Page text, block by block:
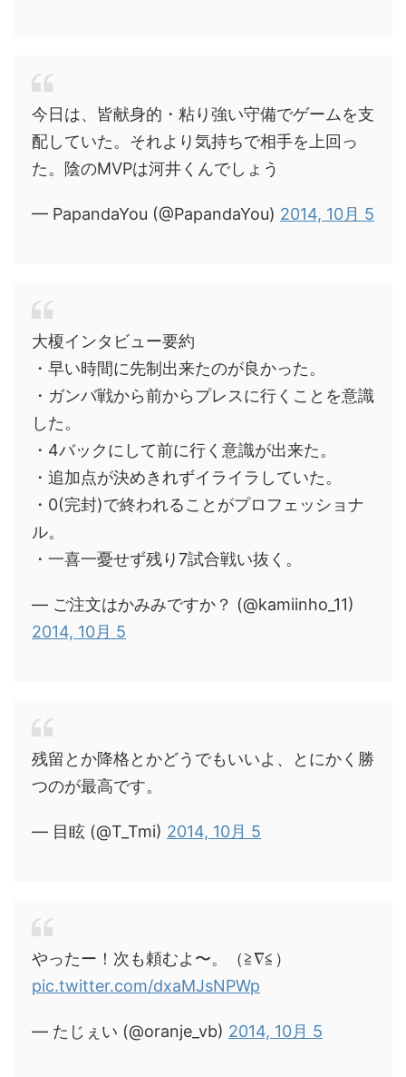
今日は、皆献身的・粘り強い守備でゲームを支
配していた。それより気持ちで相手を上回っ
た。陰のMVPは河井くんでしょう
— PapandaYou (@PapandaYou) 2014, 10月 5
大榎インタビュー要約
・早い時間に先制出来たのが良かった。
・ガンバ戦から前からプレスに行くことを意識
した。
・4バックにして前に行く意識が出来た。
・追加点が決めきれずイライラしていた。
・0(完封)で終われることがプロフェッショナ
ル。
・一喜一憂せず残り7試合戦い抜く。
— ご注文はかみみですか？ (@kamiinho_11)
2014, 10月 5
残留とか降格とかどうでもいいよ、とにかく勝
つのが最高です。
— 目眩 (@T_Tmi) 2014, 10月 5
やったー！次も頼むよ〜。（≧∇≦）
pic.twitter.com/dxaMJsNPWp
— たじぇい (@oranje_vb) 2014, 10月 5